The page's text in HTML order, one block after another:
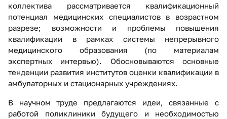
коллектива рассматривается квалификационный
потенциал медицинских специалистов в возрастном
разрезе; возможности и проблемы повышения
квалификации в рамках системы непрерывного
медицинского образования (по материалам
экспертных интервью). Обосновываются основные
тенденции развития институтов оценки квалификации в
амбулаторных и стационарных учреждениях.
В научном труде предлагаются идеи, связанные с
работой поликлиники будущего и необходимостью